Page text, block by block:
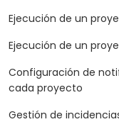
Ejecución de un
Ejecución de un
Configuración de
cada proyecto
Gestión de